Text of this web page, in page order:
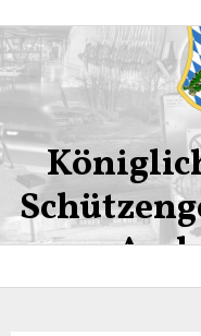
Inhalt
springen